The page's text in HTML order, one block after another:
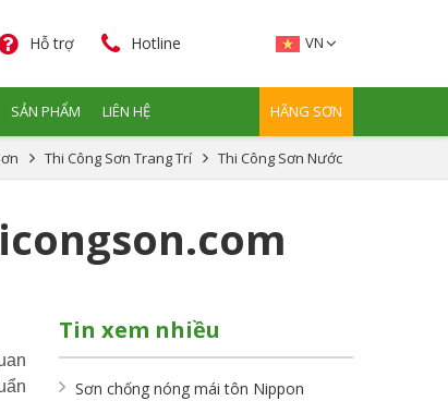
Hỗ trợ Hotline VN
SẢN PHẨM LIÊN HỆ HÃNG SƠN
Thi Công Sơn Trang Trí Thi Công Sơn Nước
Tin xem nhiều
Sơn chống nóng mái tôn Nippon